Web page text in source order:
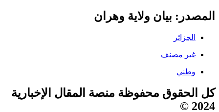
المصدر: بيان ولاية وهران
الجزائر
غير مصنف
وطني
كل الحقوق محفوظة منصة المقال الإخبارية
2024 ©